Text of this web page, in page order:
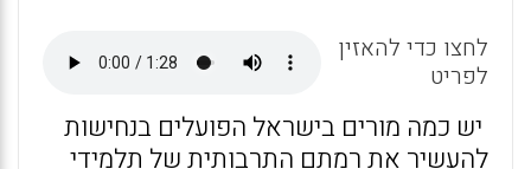
p
o
k
לחצו כדי להאזין
לפריט
יש כמה מורים בישראל הפועלים בנחישות
להעשיר את רמתם התרבותית של תלמידי